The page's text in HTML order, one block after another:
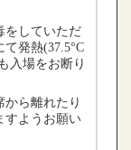
をしていただ
発熱(37.5°C
入場をお断り
から離れたり
すようお願い